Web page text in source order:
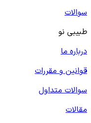
سوالات
طبیبی نو
درباره ما
قوانین و مقررات
سوالات متداول
مقالات